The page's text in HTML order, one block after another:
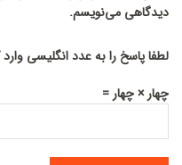
دیدگاهی می‌نویسم.
لطفا پاسخ را به عدد انگلیسی وارد
چهار × چهار =